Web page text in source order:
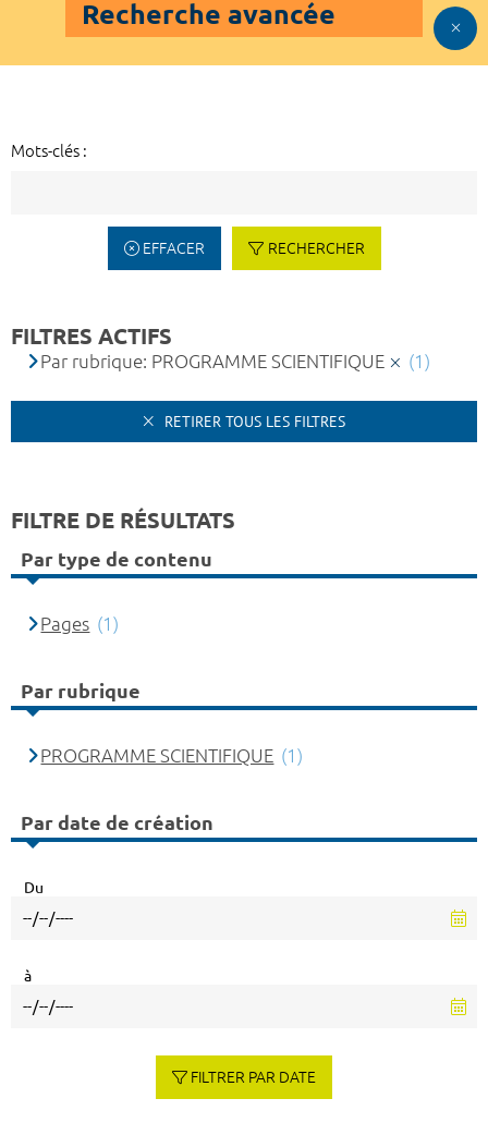
Recherche avancée
Mots-clés :
EFFACER RECHERCHER
FILTRES ACTIFS
Par rubrique: PROGRAMME SCIENTIFIQUE (1)
RETIRER TOUS LES FILTRES
FILTRE DE RÉSULTATS
Par type de contenu
Pages (1)
Par rubrique
PROGRAMME SCIENTIFIQUE (1)
Par date de création
Du
à
FILTRER PAR DATE